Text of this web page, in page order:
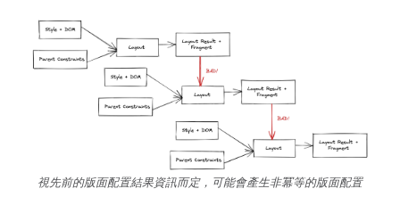
視先前的版面配置結果資訊而定，可能會產生非冪等的版面配置